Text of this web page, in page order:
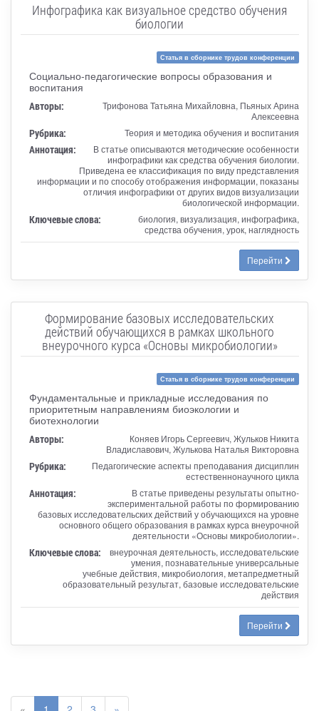
Инфографика как визуальное средство обучения
биологии
Статья в сборнике трудов конференции
Социально-педагогические вопросы образования и
воспитания
Авторы:
Трифонова Татьяна Михайловна, Пьяных Арина
Алексеевна
Рубрика: Теория и методика обучения и воспитания
Аннотация:
В статье описываются методические особенности
инфографики как средства обучения биологии.
Приведена ее классификация по виду представления
информации и по способу отображения информации, показаны
отличия инфографики от других видов визуализации
биологической информации.
Ключевые слова:
биология, визуализация, инфографика,
средства обучения, урок, наглядность
Перейти
Формирование базовых исследовательских
действий обучающихся в рамках школьного
внеурочного курса «Основы микробиологии»
Статья в сборнике трудов конференции
Фундаментальные и прикладные исследования по
приоритетным направлениям биоэкологии и
биотехнологии
Авторы:
Коняев Игорь Сергеевич, Жульков Никита
Владиславович, Жулькова Наталья Викторовна
Рубрика:
Педагогические аспекты преподавания дисциплин
естественнонаучного цикла
Аннотация:
В статье приведены результаты опытно-
экспериментальной работы по формированию
базовых исследовательских действий у обучающихся на уровне
основного общего образования в рамках курса внеурочной
деятельности «Основы микробиологии».
Ключевые слова:
внеурочная деятельность, исследовательские
умения, познавательные универсальные
учебные действия, микробиология, метапредметный
образовательный результат, базовые исследовательские
действия
Перейти